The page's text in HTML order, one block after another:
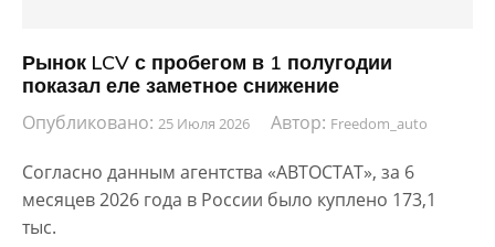
Рынок LCV с пробегом в 1 полугодии
показал еле заметное снижение
Опубликовано: 25 Июля 2026 Автор: Freedom_auto
Согласно данным агентства «АВТОСТАТ», за 6
месяцев 2026 года в России было куплено 173,1
тыс.